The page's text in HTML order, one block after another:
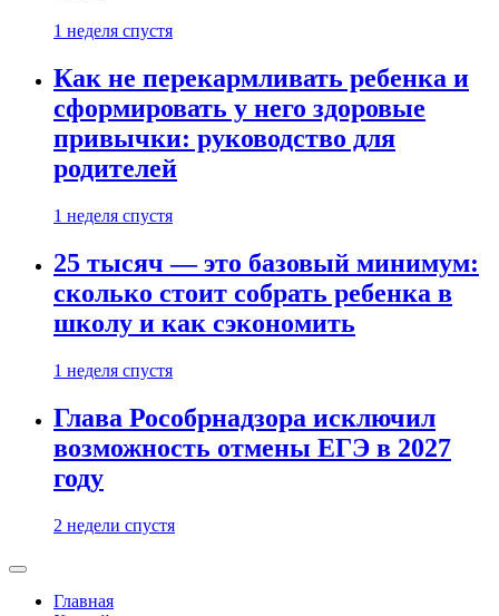
1 неделя спустя
Как не перекармливать ребенка и
сформировать у него здоровые
привычки: руководство для
родителей
1 неделя спустя
25 тысяч — это базовый минимум:
сколько стоит собрать ребенка в
школу и как сэкономить
1 неделя спустя
Глава Рособрнадзора исключил
возможность отмены ЕГЭ в 2027
году
2 недели спустя
Главная